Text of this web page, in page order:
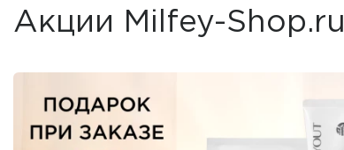
Акции Milfey-Shop.ru